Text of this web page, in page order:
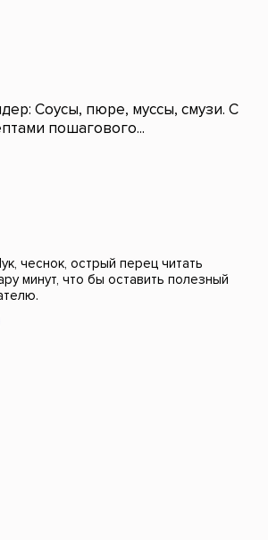
Соусы, пюре, муссы, смузи. C
пошагового...
чеснок, острый перец читать
минут, что бы оставить полезный